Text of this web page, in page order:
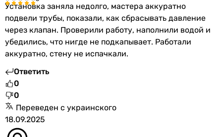
Установка заняла недолго, мастера аккуратно
подвели трубы, показали, как сбрасывать давление
через клапан. Проверили работу, наполнили водой и
убедились, что нигде не подкапывает. Работали
аккуратно, стену не испачкали.
Ответить
0
0
Переведен с украинского
18.09.2025